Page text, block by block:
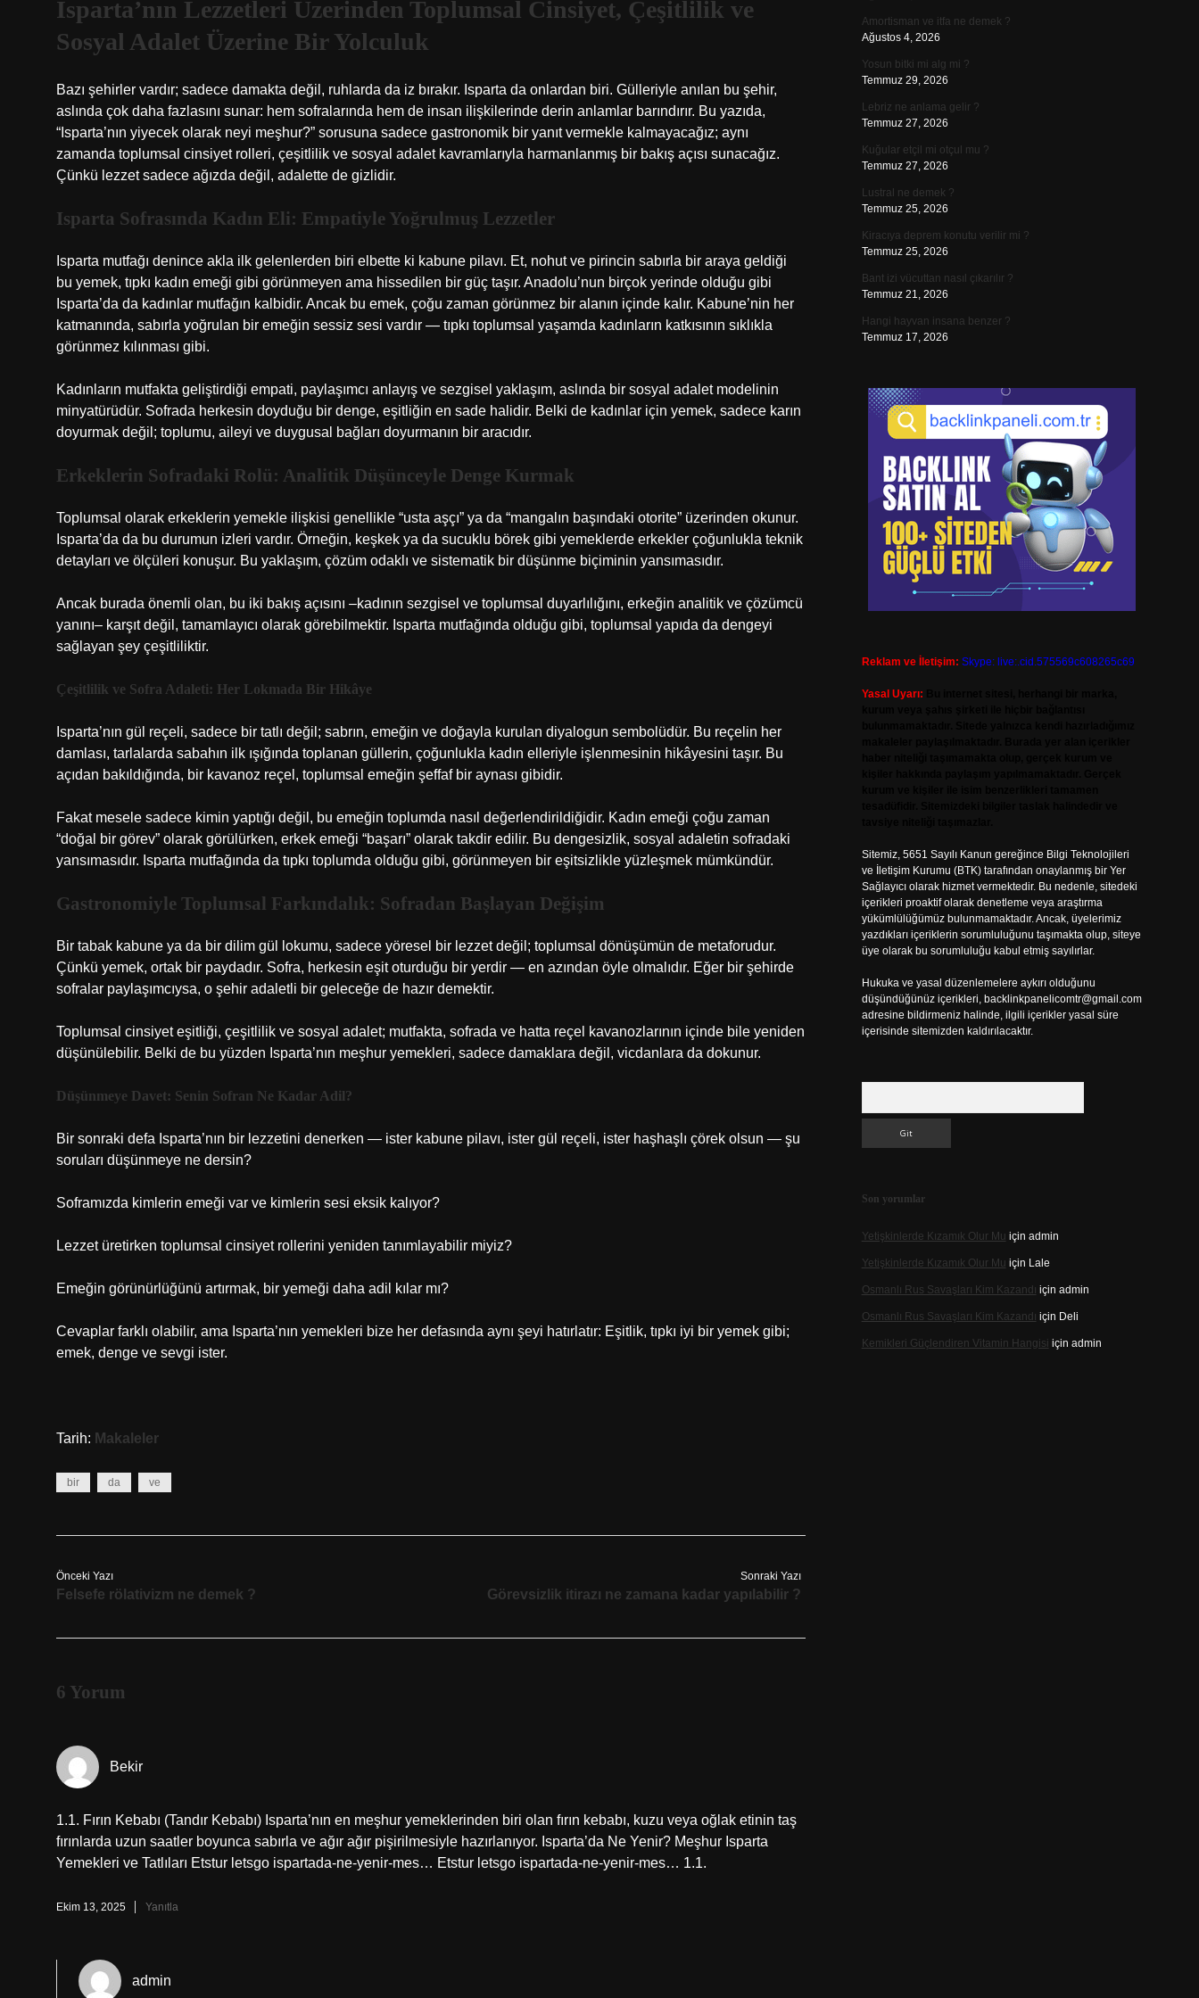
Isparta’nın Lezzetleri Üzerinden Toplumsal Cinsiyet, Çeşitlilik ve
Sosyal Adalet Üzerine Bir Yolculuk
Bazı şehirler vardır; sadece damakta değil, ruhlarda da iz bırakır. Isparta da onlardan biri. Gülleriyle anılan bu şehir,
aslında çok daha fazlasını sunar: hem sofralarında hem de insan ilişkilerinde derin anlamlar barındırır. Bu yazıda,
“Isparta’nın yiyecek olarak neyi meşhur?” sorusuna sadece gastronomik bir yanıt vermekle kalmayacağız; aynı
zamanda toplumsal cinsiyet rolleri, çeşitlilik ve sosyal adalet kavramlarıyla harmanlanmış bir bakış açısı sunacağız.
Çünkü lezzet sadece ağızda değil, adalette de gizlidir.
Isparta Sofrasında Kadın Eli: Empatiyle Yoğrulmuş Lezzetler
Isparta mutfağı denince akla ilk gelenlerden biri elbette ki kabune pilavı. Et, nohut ve pirincin sabırla bir araya geldiği
bu yemek, tıpkı kadın emeği gibi görünmeyen ama hissedilen bir güç taşır. Anadolu’nun birçok yerinde olduğu gibi
Isparta’da da kadınlar mutfağın kalbidir. Ancak bu emek, çoğu zaman görünmez bir alanın içinde kalır. Kabune’nin her
katmanında, sabırla yoğrulan bir emeğin sessiz sesi vardır — tıpkı toplumsal yaşamda kadınların katkısının sıklıkla
görünmez kılınması gibi.
Kadınların mutfakta geliştirdiği empati, paylaşımcı anlayış ve sezgisel yaklaşım, aslında bir sosyal adalet modelinin
minyatürüdür. Sofrada herkesin doyduğu bir denge, eşitliğin en sade halidir. Belki de kadınlar için yemek, sadece karın
doyurmak değil; toplumu, aileyi ve duygusal bağları doyurmanın bir aracıdır.
Erkeklerin Sofradaki Rolü: Analitik Düşünceyle Denge Kurmak
Toplumsal olarak erkeklerin yemekle ilişkisi genellikle “usta aşçı” ya da “mangalın başındaki otorite” üzerinden okunur.
Isparta’da da bu durumun izleri vardır. Örneğin, keşkek ya da sucuklu börek gibi yemeklerde erkekler çoğunlukla teknik
detayları ve ölçüleri konuşur. Bu yaklaşım, çözüm odaklı ve sistematik bir düşünme biçiminin yansımasıdır.
Ancak burada önemli olan, bu iki bakış açısını –kadının sezgisel ve toplumsal duyarlılığını, erkeğin analitik ve çözümcü
yanını– karşıt değil, tamamlayıcı olarak görebilmektir. Isparta mutfağında olduğu gibi, toplumsal yapıda da dengeyi
sağlayan şey çeşitliliktir.
Çeşitlilik ve Sofra Adaleti: Her Lokmada Bir Hikâye
Isparta’nın gül reçeli, sadece bir tatlı değil; sabrın, emeğin ve doğayla kurulan diyalogun sembolüdür. Bu reçelin her
damlası, tarlalarda sabahın ilk ışığında toplanan güllerin, çoğunlukla kadın elleriyle işlenmesinin hikâyesini taşır. Bu
açıdan bakıldığında, bir kavanoz reçel, toplumsal emeğin şeffaf bir aynası gibidir.
Fakat mesele sadece kimin yaptığı değil, bu emeğin toplumda nasıl değerlendirildiğidir. Kadın emeği çoğu zaman
“doğal bir görev” olarak görülürken, erkek emeği “başarı” olarak takdir edilir. Bu dengesizlik, sosyal adaletin sofradaki
yansımasıdır. Isparta mutfağında da tıpkı toplumda olduğu gibi, görünmeyen bir eşitsizlikle yüzleşmek mümkündür.
Gastronomiyle Toplumsal Farkındalık: Sofradan Başlayan Değişim
Bir tabak kabune ya da bir dilim gül lokumu, sadece yöresel bir lezzet değil; toplumsal dönüşümün de metaforudur.
Çünkü yemek, ortak bir paydadır. Sofra, herkesin eşit oturduğu bir yerdir — en azından öyle olmalıdır. Eğer bir şehirde
sofralar paylaşımcıysa, o şehir adaletli bir geleceğe de hazır demektir.
Toplumsal cinsiyet eşitliği, çeşitlilik ve sosyal adalet; mutfakta, sofrada ve hatta reçel kavanozlarının içinde bile yeniden
düşünülebilir. Belki de bu yüzden Isparta’nın meşhur yemekleri, sadece damaklara değil, vicdanlara da dokunur.
Düşünmeye Davet: Senin Sofran Ne Kadar Adil?
Bir sonraki defa Isparta’nın bir lezzetini denerken — ister kabune pilavı, ister gül reçeli, ister haşhaşlı çörek olsun — şu
soruları düşünmeye ne dersin?
Soframızda kimlerin emeği var ve kimlerin sesi eksik kalıyor?
Lezzet üretirken toplumsal cinsiyet rollerini yeniden tanımlayabilir miyiz?
Emeğin görünürlüğünü artırmak, bir yemeği daha adil kılar mı?
Cevaplar farklı olabilir, ama Isparta’nın yemekleri bize her defasında aynı şeyi hatırlatır: Eşitlik, tıpkı iyi bir yemek gibi;
emek, denge ve sevgi ister.
Tarih: Makaleler
bir da ve
Önceki Yazı
Felsefe rölativizm ne demek ?
Sonraki Yazı
Görevsizlik itirazı ne zamana kadar yapılabilir ?
6 Yorum
Bekir
1.1. Fırın Kebabı (Tandır Kebabı) Isparta’nın en meşhur yemeklerinden biri olan fırın kebabı, kuzu veya oğlak etinin taş
fırınlarda uzun saatler boyunca sabırla ve ağır ağır pişirilmesiyle hazırlanıyor. Isparta’da Ne Yenir? Meşhur Isparta
Yemekleri ve Tatlıları Etstur letsgo ispartada-ne-yenir-mes… Etstur letsgo ispartada-ne-yenir-mes… 1.1.
Ekim 13, 2025 Yanıtla
admin
Amortisman ve itfa ne demek ?
Ağustos 4, 2026
Yosun bitki mi alg mi ?
Temmuz 29, 2026
Lebriz ne anlama gelir ?
Temmuz 27, 2026
Kuğular etçil mi otçul mu ?
Temmuz 27, 2026
Lustral ne demek ?
Temmuz 25, 2026
Kiracıya deprem konutu verilir mi ?
Temmuz 25, 2026
Bant izi vücuttan nasıl çıkarılır ?
Temmuz 21, 2026
Hangi hayvan insana benzer ?
Temmuz 17, 2026
Reklam ve İletişim: Skype: live:.cid.575569c608265c69
Yasal Uyarı:
Sitemiz, 5651 Sayılı Kanun gereğince Bilgi Teknolojileri
ve İletişim Kurumu (BTK) tarafından onaylanmış bir Yer
Sağlayıcı olarak hizmet vermektedir. Bu nedenle, sitedeki
içerikleri proaktif olarak denetleme veya araştırma
yükümlülüğümüz bulunmamaktadır. Ancak, üyelerimiz
yazdıkları içeriklerin sorumluluğunu taşımakta olup, siteye
üye olarak bu sorumluluğu kabul etmiş sayılırlar.
Hukuka ve yasal düzenlemelere aykırı olduğunu
düşündüğünüz içerikleri, backlinkpanelicomtr@gmail.com
adresine bildirmeniz halinde, ilgili içerikler yasal süre
içerisinde sitemizden kaldırılacaktır.
Son yorumlar
Yetişkinlerde Kızamık Olur Mu için admin
Yetişkinlerde Kızamık Olur Mu için Lale
Osmanlı Rus Savaşları Kim Kazandı için admin
Osmanlı Rus Savaşları Kim Kazandı için Deli
Kemikleri Güçlendiren Vitamin Hangisi için admin